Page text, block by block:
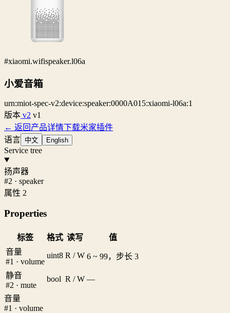
#xiaomi.wifispeaker.l06a
小爱音箱
urn:miot-spec-v2:device:speaker:0000A015:xiaomi-l06a:1
版本 v2 v1
← 返回产品详情下载米家插件
语言 中文 English
Service tree
扬声器
#2 · speaker
属性 2
Properties
标签 格式 读写
值
音量
#1 · volume
uint8 R / W 6 ~ 99，步长 3
静音
#2 · mute
bool R / W —
音量
#1 · volume